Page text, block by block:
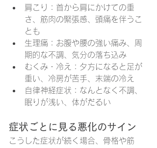
肩こり：首から肩にかけての重
さ、筋肉の緊張感、頭痛を伴うこ
とも
生理痛：お腹や腰の強い痛み、周
期的な不調、気分の落ち込み
むくみ・冷え：夕方になると足が
重い、冷房が苦手、末端の冷え
自律神経症状：なんとなく不調、
眠りが浅い、体がだるい
症状ごとに見る悪化のサイン
こうした症状が続く場合、骨格や筋